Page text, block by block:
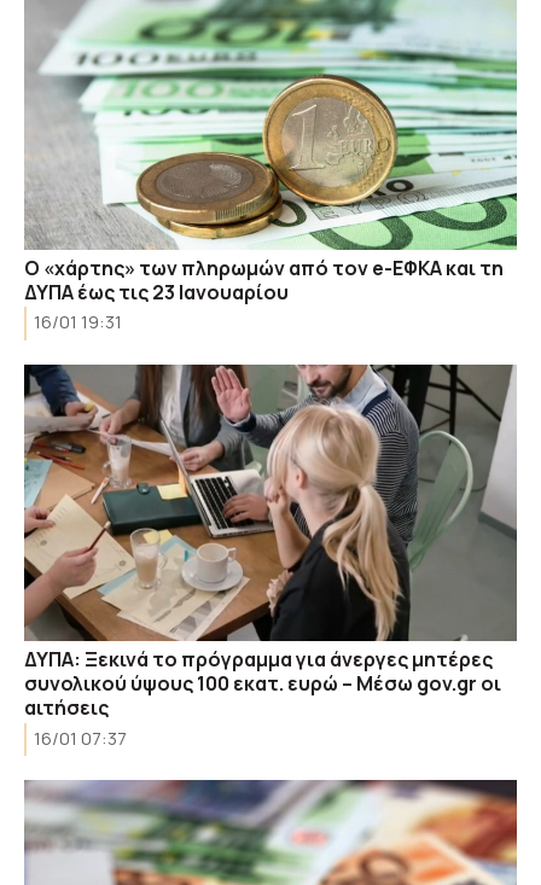
Ο «χάρτης» των πληρωμών από τον e-ΕΦΚΑ και τη
ΔΥΠΑ έως τις 23 Ιανουαρίου
16/01 19:31
ΔΥΠΑ: Ξεκινά το πρόγραμμα για άνεργες μητέρες
συνολικού ύψους 100 εκατ. ευρώ – Μέσω gov.gr οι
αιτήσεις
16/01 07:37